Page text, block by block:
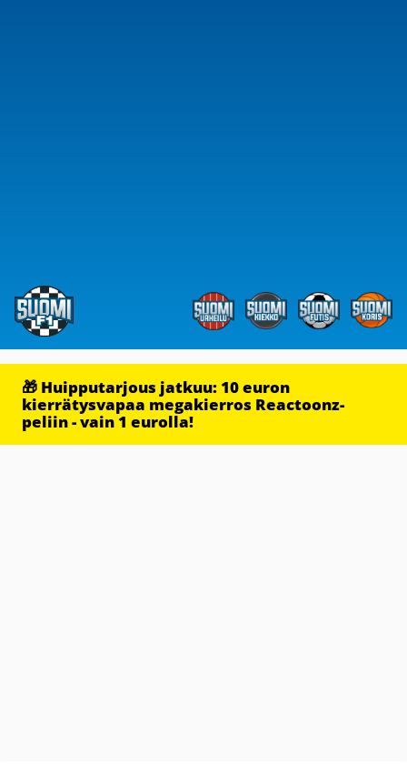
🎁 Huipputarjous jatkuu: 10 euron
kierrätysvapaa megakierros Reactoonz-
peliin - vain 1 eurolla!